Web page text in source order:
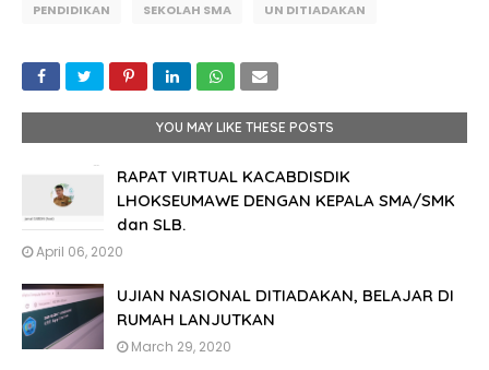
PENDIDIKAN
SEKOLAH SMA UN DITIADAKAN
YOU MAY LIKE THESE POSTS
RAPAT VIRTUAL KACABDISDIK
LHOKSEUMAWE DENGAN KEPALA SMA/SMK
dan SLB.
April 06, 2020
UJIAN NASIONAL DITIADAKAN, BELAJAR DI
RUMAH LANJUTKAN
March 29, 2020